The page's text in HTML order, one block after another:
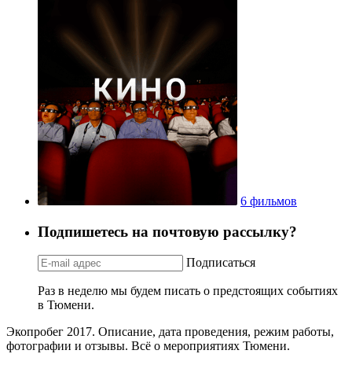
6 фильмов
Подпишетесь на почтовую рассылку?
Подписаться
Раз в неделю мы будем писать о предстоящих событиях
в Тюмени.
Экопробег 2017. Описание, дата проведения, режим работы,
фотографии и отзывы. Всё о мероприятиях Тюмени.